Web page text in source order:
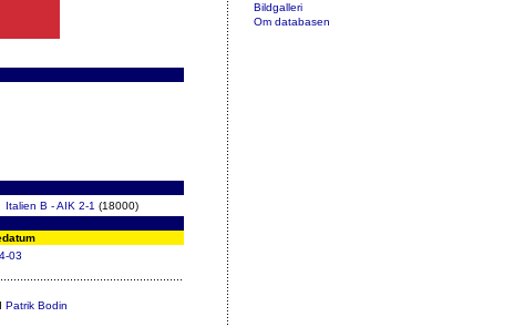
Italien B - AIK 2-1 (18000)
03
Patrik Bodin
Bildgalleri
Om databasen